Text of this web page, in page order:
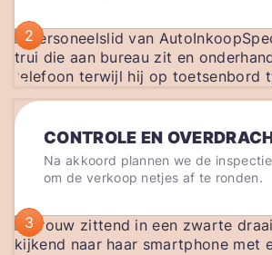
2
CONTROLE EN
Na akkoord plannen we de
om de verkoop netjes af te ronden.
3